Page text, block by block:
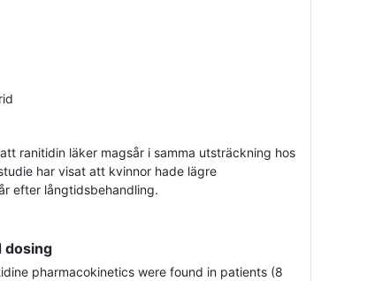
ranitidin läker magsår i samma utsträckning hos
har visat att kvinnor hade lägre
efter långtidsbehandling.
dosing
pharmacokinetics were found in patients (8